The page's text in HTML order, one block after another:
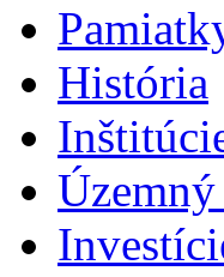
História